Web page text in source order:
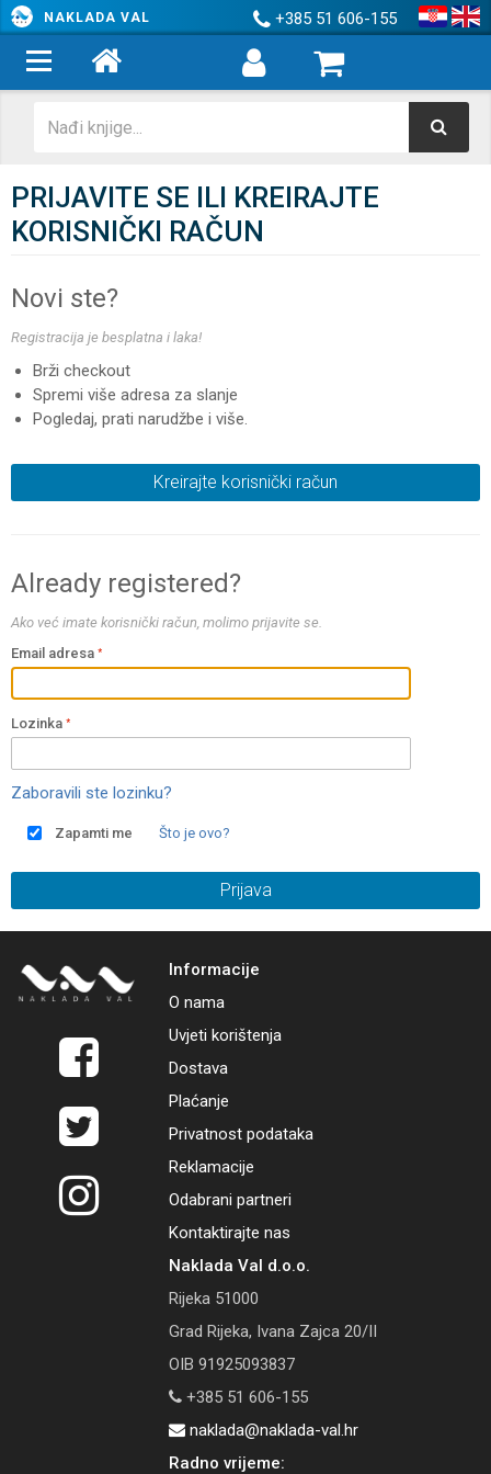
NAKLADA VAL +385 51 606-155
PRIJAVITE SE ILI KREIRAJTE
KORISNIČKI RAČUN
Novi ste?
Registracija je besplatna i laka!
Brži checkout
Spremi više adresa za slanje
Pogledaj, prati narudžbe i više.
Kreirajte korisnički račun
Already registered?
Ako već imate korisnički račun, molimo prijavite se.
Email adresa
Lozinka
Zaboravili ste lozinku?
Zapamti me Što je ovo?
Prijava
Informacije
O nama
Uvjeti korištenja
Dostava
Plaćanje
Privatnost podataka
Reklamacije
Odabrani partneri
Kontaktirajte nas
Naklada Val d.o.o.
Rijeka 51000
Grad Rijeka, Ivana Zajca 20/II
OIB 91925093837
+385 51 606-155
naklada@naklada-val.hr
Radno vrijeme: